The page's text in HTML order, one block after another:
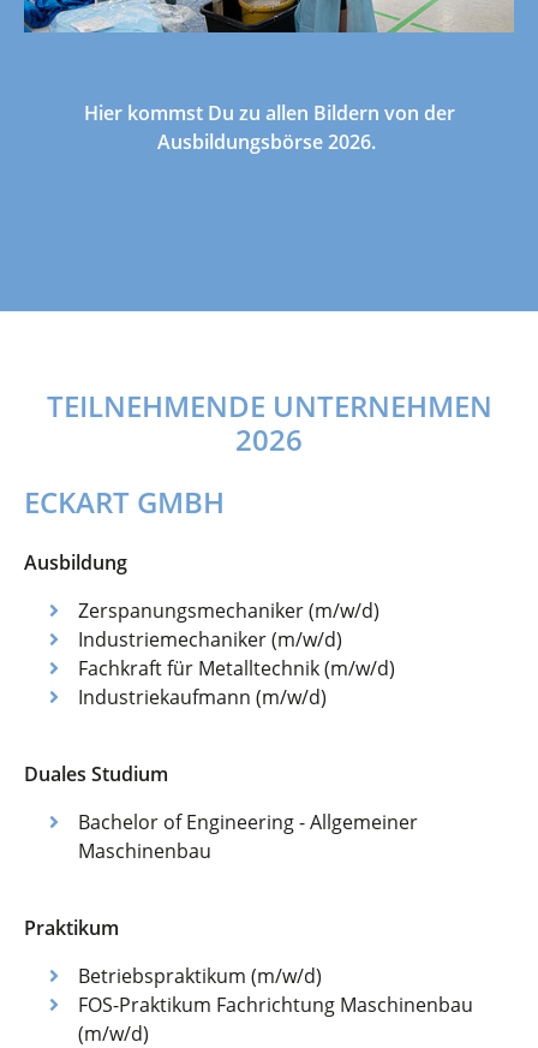
Hier kommst Du zu allen Bildern von der
Ausbildungsbörse 2026.
TEILNEHMENDE UNTERNEHMEN
2026
ECKART GMBH
Ausbildung
Zerspanungsmechaniker (m/w/d)
Industriemechaniker (m/w/d)
Fachkraft für Metalltechnik (m/w/d)
Industriekaufmann (m/w/d)
Duales Studium
Bachelor of Engineering - Allgemeiner
Maschinenbau
Praktikum
Betriebspraktikum (m/w/d)
FOS-Praktikum Fachrichtung Maschinenbau
(m/w/d)